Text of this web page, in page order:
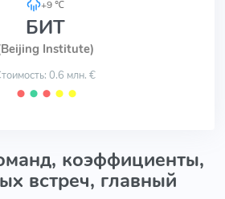
+9 ℃
БИТ
Institute)
0.6 млн. €
⬤ ⬤ ⬤ ⬤ ⬤
коэффициенты,
встреч, главный